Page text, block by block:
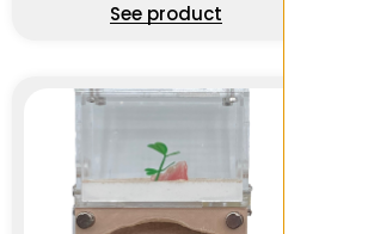
See product